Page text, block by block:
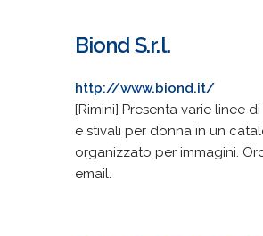
Biond S.r.l.
http://www.biond.it/
[Rimini] Presenta varie linee
e stivali per donna in un
organizzato per immagini.
email.